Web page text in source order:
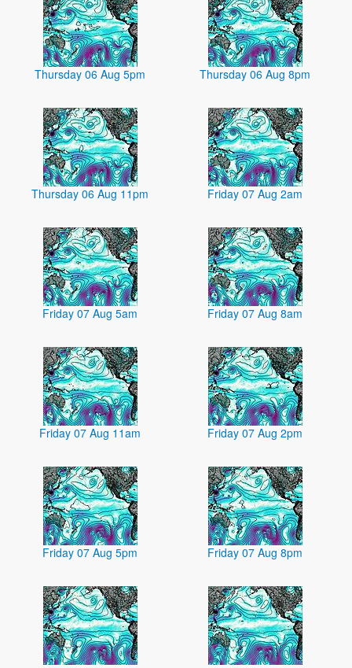
Thursday 06 Aug 5pm Thursday 06 Aug 8pm
Thursday 06 Aug 11pm Friday 07 Aug 2am
Friday 07 Aug 5am Friday 07 Aug 8am
Friday 07 Aug 11am Friday 07 Aug 2pm
Friday 07 Aug 5pm Friday 07 Aug 8pm